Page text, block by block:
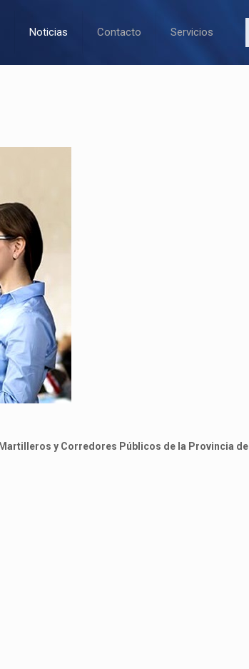
Noticias Contacto Servicios
y Corredores Públicos de la Provincia de